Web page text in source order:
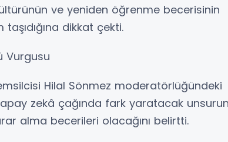
ve yeniden öğrenme becerisinin
dikkat çekti.
Vurgusu
Hilal Sönmez moderatörlüğündeki
zekâ çağında fark yaratacak unsurun
alma becerileri olacağını belirtti.